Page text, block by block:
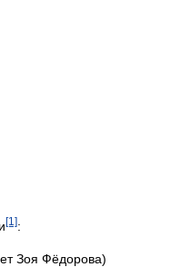
[1]:
Зоя Фёдорова)